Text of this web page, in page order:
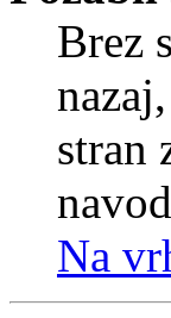
Brez
stran
Na